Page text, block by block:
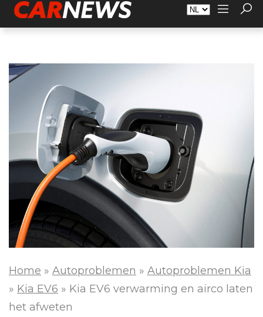
Adverteren Over Carnews.nl Contact
Home » Autoproblemen » Autoproblemen Kia
» Kia EV6 » Kia EV6 verwarming en airco laten
het afweten